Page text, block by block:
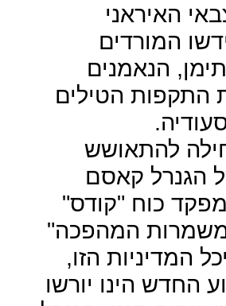
האיראני
המורדים
הנאמנים
התקפות הטילים
להתאושש
הגנרל קאסם
מפקד כוח "קודס"
המהפכה"
המדיניות הזו,
החדש הינו יורשו